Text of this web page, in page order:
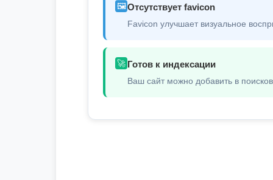
🖼️Отсутствует favicon
Favicon улучшает визуальное
🚀 Готов к индексации
Ваш сайт можно добавить в